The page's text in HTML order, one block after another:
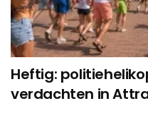
Heftig:
verdachten in